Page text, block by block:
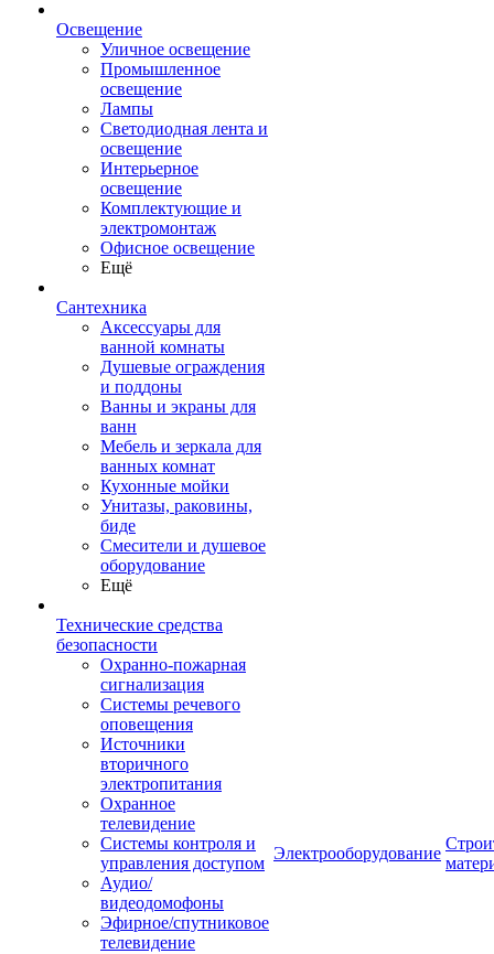
Освещение
Уличное освещение
Промышленное
освещение
Лампы
Светодиодная лента и
освещение
Интерьерное
освещение
Комплектующие и
электромонтаж
Офисное освещение
Ещё
Сантехника
Аксессуары для
ванной комнаты
Душевые ограждения
и поддоны
Ванны и экраны для
ванн
Мебель и зеркала для
ванных комнат
Кухонные мойки
Унитазы, раковины,
биде
Смесители и душевое
оборудование
Ещё
Технические средства
безопасности
Охранно-пожарная
сигнализация
Системы речевого
оповещения
Источники
вторичного
электропитания
Охранное
телевидение
Системы контроля и
управления доступом
Аудио/
видеодомофоны
Эфирное/спутниковое
телевидение
Электрооборудование